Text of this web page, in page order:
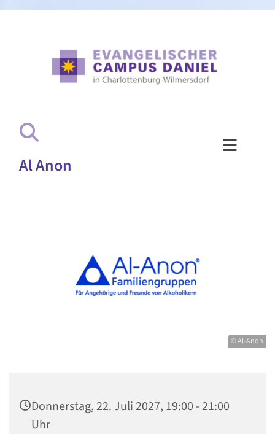
Al Anon
© Al-Anon
Donnerstag, 22. Juli 2027, 19:00 - 21:00
Uhr